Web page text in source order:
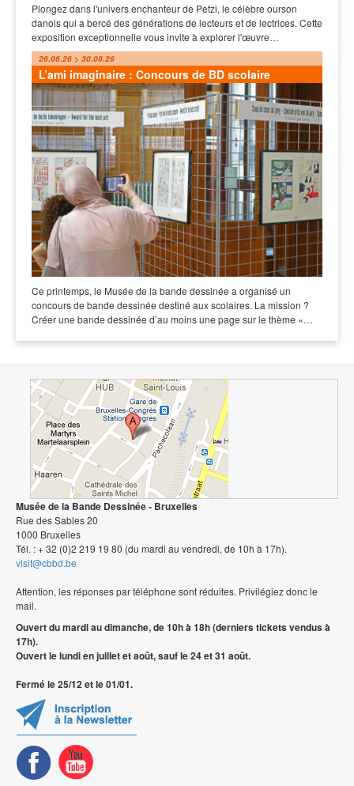
Plongez dans l'univers enchanteur de Petzi, le célèbre ourson
danois qui a bercé des générations de lecteurs et de lectrices. Cette
exposition exceptionnelle vous invite à explorer l'œuvre…
26.06.26 > 30.08.26
L’ami imaginaire : Concours de BD scolaire
Ce printemps, le Musée de la bande dessinée a organisé un
concours de bande dessinée destiné aux scolaires. La mission ?
Créer une bande dessinée d’au moins une page sur le thème «…
Musée de la Bande Dessinée - Bruxelles
Rue des Sables 20
1000 Bruxelles
Tél. : + 32 (0)2 219 19 80 (du mardi au vendredi, de 10h à 17h).
visit@cbbd.be
Attention, les réponses par téléphone sont réduites. Privilégiez donc le
mail.
Ouvert du mardi au dimanche, de 10h à 18h (derniers tickets vendus à
17h).
Ouvert le lundi en juillet et août, sauf le 24 et 31 août.
Fermé le 25/12 et le 01/01.